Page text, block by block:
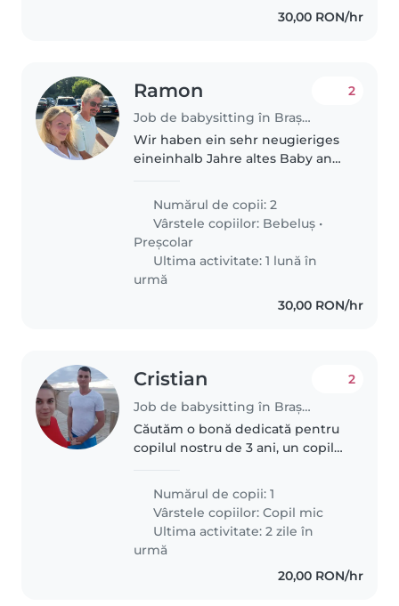
30,00 RON/hr
Ramon
Job de babysitting în Brașov
2
Wir haben ein sehr neugieriges
eineinhalb Jahre altes Baby and
Numărul de copii: 2
Vârstele copiilor: Bebeluș •
Preșcolar
Ultima activitate: 1 lună în
urmă
30,00 RON/hr
Cristian
Job de babysitting în Brașov
2
Căutăm o bonă dedicată pentru
copilul nostru de 3 ani, un copil
ar plăcea foarte mult dacă ar
putea face cat mai multe
activitati Ne-ar face plăcere..
Numărul de copii: 1
Vârstele copiilor:Copil mic
Ultima activitate: 2 zile în
urmă
20,00 RON/hr